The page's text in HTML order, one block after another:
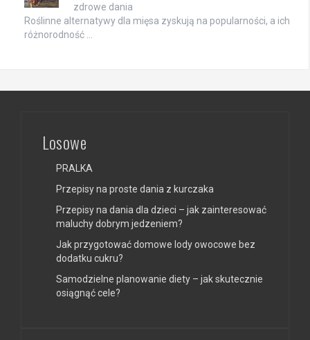
zdrowe dania
Roślinne alternatywy dla mięsa zyskują na popularności, a ich
różnorodność …
Losowe
PRALKA
Przepisy na proste dania z kurczaka
Przepisy na dania dla dzieci – jak zainteresować
maluchy dobrym jedzeniem?
Jak przygotować domowe lody owocowe bez
dodatku cukru?
Samodzielne planowanie diety – jak skutecznie
osiągnąć cele?